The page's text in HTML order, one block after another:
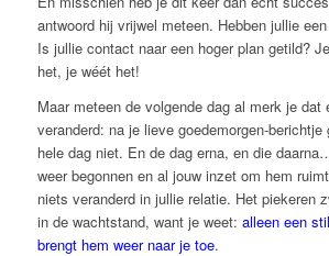
antwoord hij vrijwel meteen. Hebben jullie
Is jullie contact naar een hoger plan getild?
het, je wéét het!
Maar meteen de volgende dag al merk je dat
veranderd: na je lieve goedemorgen-berichtje
hele dag niet. En de dag erna, en die
weer begonnen en al jouw inzet om hem
niets veranderd in jullie relatie. Het piekeren
in de wachtstand, want je weet: alleen een
brengt hem weer naar je toe.